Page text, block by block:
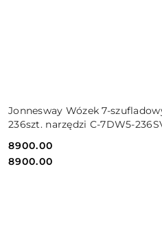
Jonnesway Wózek 7-
236szt. narzędzi C-7DW5-
Cena:
8900.00
Cena:
8900.00